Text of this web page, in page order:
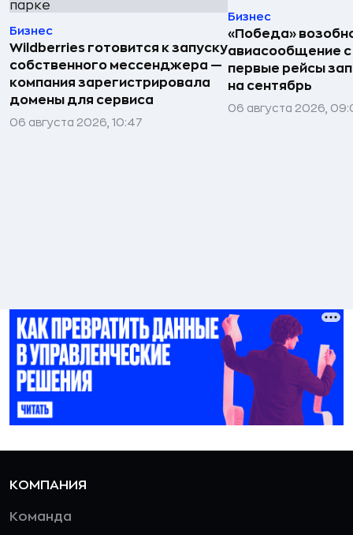
Бизнес
Wildberries готовится к запуску
собственного мессенджера —
компания зарегистрировала
домены для сервиса
06 августа 2026, 10:47
Бизнес
«Победа»
авиасообщение
первые рейсы
на сентябрь
06 августа 2026,
КОМПАНИЯ
Команда